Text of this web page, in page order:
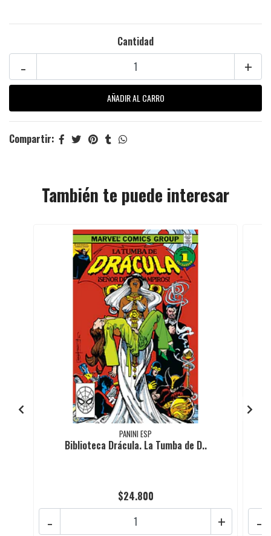
Cantidad
+
-
Compartir:
También te puede interesar
PANINI ESP
Biblioteca Drácula. La Tumba de D..
$24.800
+
- -